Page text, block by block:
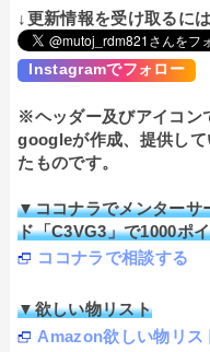
↓更新情報を受け取るに
Instagramでフォロー
※ヘッダー及びアイコン
googleが作成、提供し
たものです。
▼ココナラでメンターサ
ド「C3VG3」で1000ポ
ココナラで相談する
▼欲しい物リスト
Amazon欲しい物リス